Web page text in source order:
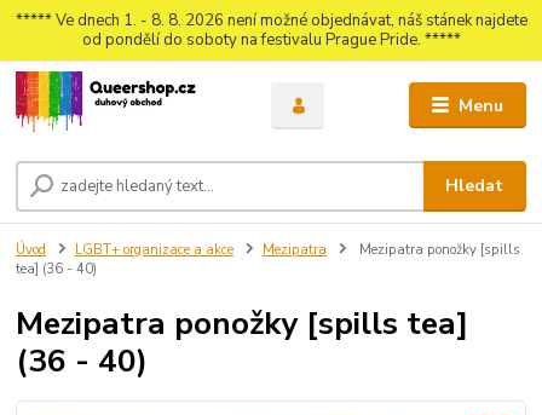
***** Ve dnech 1. - 8. 8. 2026 není možné objednávat, náš stánek najdete
od pondělí do soboty na festivalu Prague Pride. *****
Menu
Hledat
Úvod LGBT+ organizace a akce Mezipatra
Mezipatra ponožky [spills
tea] (36 - 40)
Mezipatra ponožky [spills tea]
(36 - 40)